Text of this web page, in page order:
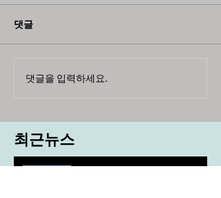
댓글
댓글을 입력하세요.
최근뉴스